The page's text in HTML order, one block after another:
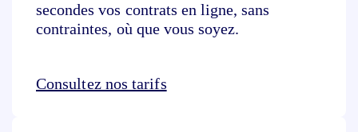
secondes vos contrats en ligne, sans
contraintes, où que vous soyez.
Consultez nos tarifs